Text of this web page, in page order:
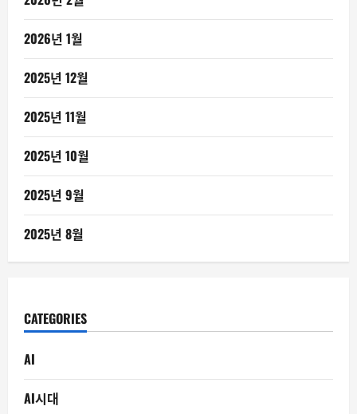
2026년 1월
2025년 12월
2025년 11월
2025년 10월
2025년 9월
2025년 8월
CATEGORIES
AI
AI시대